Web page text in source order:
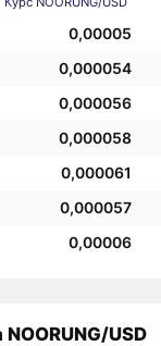
0,00005
0,000054
0,000056
0,000058
0,000061
0,000057
0,00006
USD